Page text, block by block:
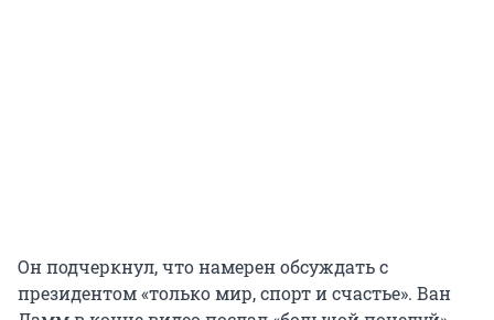
Он подчеркнул, что намерен обсуждать с
президентом «только мир, спорт и счастье». Ван